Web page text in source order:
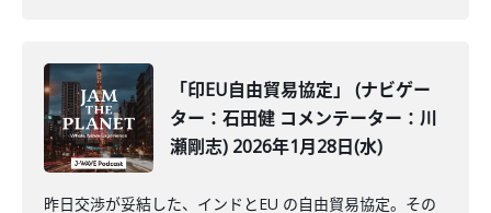
「印EU自由貿易協定」 (ナビゲー
ター：石田健 コメンテーター：川
瀬剛志) 2026年1月28日(水)
昨日交渉が妥結した、インドとEU の自由貿易協定。その